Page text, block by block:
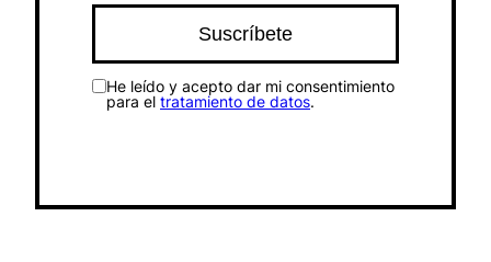
He leído y acepto dar mi consentimiento
para el tratamiento de datos.